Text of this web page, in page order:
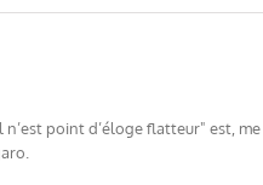
point d’éloge flatteur" est, me